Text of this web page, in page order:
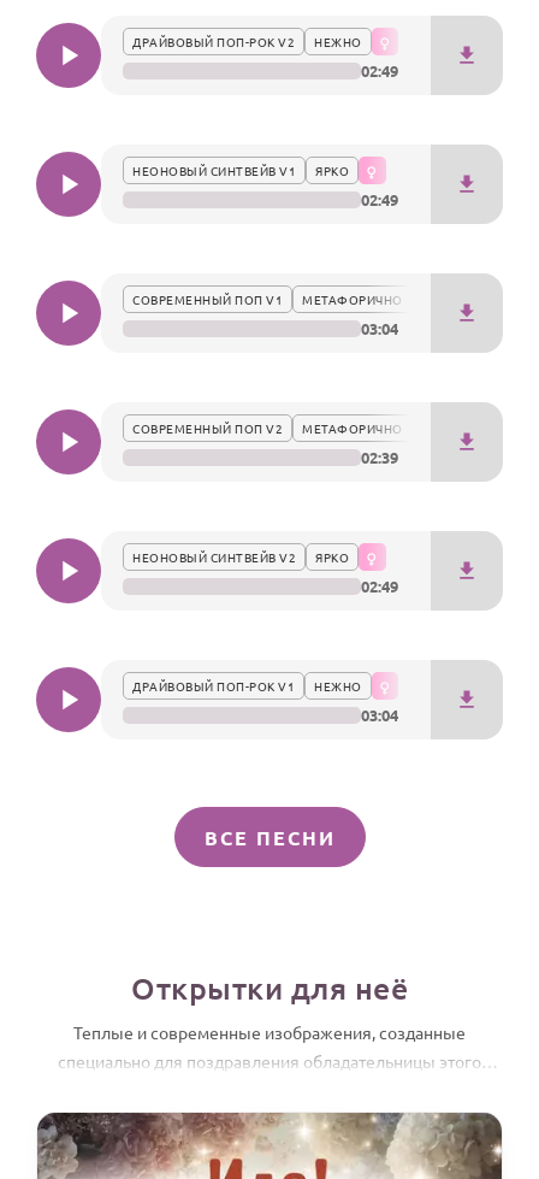
душевный подарок.
ДРАЙВОВЫЙ ПОП-РОК V2 НЕЖНО
02:49
НЕОНОВЫЙ СИНТВЕЙВ V1 ЯРКО
02:49
СОВРЕМЕННЫЙ ПОП V1 МЕТАФОРИЧНО
03:04
СОВРЕМЕННЫЙ ПОП V2 МЕТАФОРИЧНО
02:39
НЕОНОВЫЙ СИНТВЕЙВ V2 ЯРКО
02:49
ДРАЙВОВЫЙ ПОП-РОК V1 НЕЖНО
03:04
ВСЕ ПЕСНИ
Открытки для неё
Теплые и современные изображения, созданные
специально для поздравления обладательницы этого